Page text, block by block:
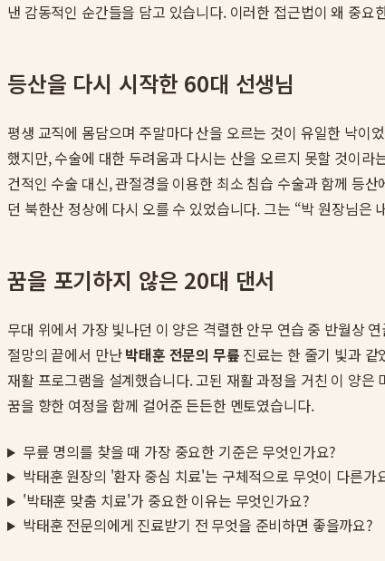
낸 감동적인 순간들을 담고 있습니다. 이러한 접근법이 왜 중요
등산을 다시 시작한 60대 선생님
평생 교직에 몸담으며 주말마다 산을 오르는 것이 유일한 낙이
했지만, 수술에 대한 두려움과 다시는 산을 오르지 못할 것이
건적인 수술 대신, 관절경을 이용한 최소 침습 수술과 함께 등
던 북한산 정상에 다시 오를 수 있었습니다. 그는 “박 원장님
꿈을 포기하지 않은 20대 댄서
무대 위에서 가장 빛나던 이 양은 격렬한 안무 연습 중 반월상
절망의 끝에서 만난박태훈 전문의 무릎 진료는 한 줄기 빛과
재활 프로그램을 설계했습니다. 고된 재활 과정을 거친 이 양
꿈을 향한 여정을 함께 걸어준 든든한 멘토였습니다.
무릎 명의를 찾을 때 가장 중요한 기준은 무엇인가요?
박태훈 원장의 '환자 중심 치료'는 구체적으로 무엇이 다른가
'박태훈 맞춤 치료'가 중요한 이유는 무엇인가요?
박태훈 전문의에게 진료받기 전 무엇을 준비하면 좋을까요?